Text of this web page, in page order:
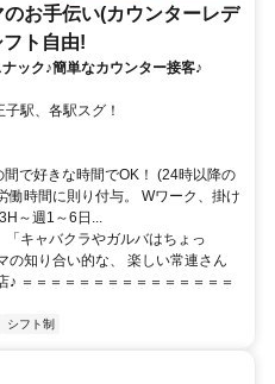
お手伝い(カウンターレデ
ト自由!
ック♪簡単なカウンター接客♪
王子駅、各駅スグ！
で好きな時間でOK！ (24時以降の
時間に則り付与。 Wワーク、掛け
～週1～6日...
キャバクラやガルバはちょっ
の知り合い的な、 楽しい常連さん
＝＝＝＝＝＝＝＝＝＝＝＝＝＝＝
シフト制